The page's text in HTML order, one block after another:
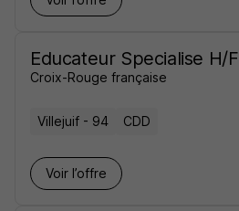
Educateur Specialise H/F
Croix-Rouge française
Villejuif - 94 CDD
Voir l’offre